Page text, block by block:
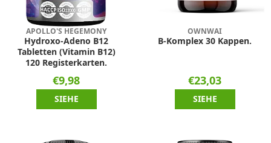
APOLLO'S HEGEMONY
Hydroxo-Adeno B12
Tabletten (Vitamin B12)
120 Registerkarten.
€9,98
SIEHE
OWNWAI
B-Komplex 30 Kappen.
€23,03
SIEHE